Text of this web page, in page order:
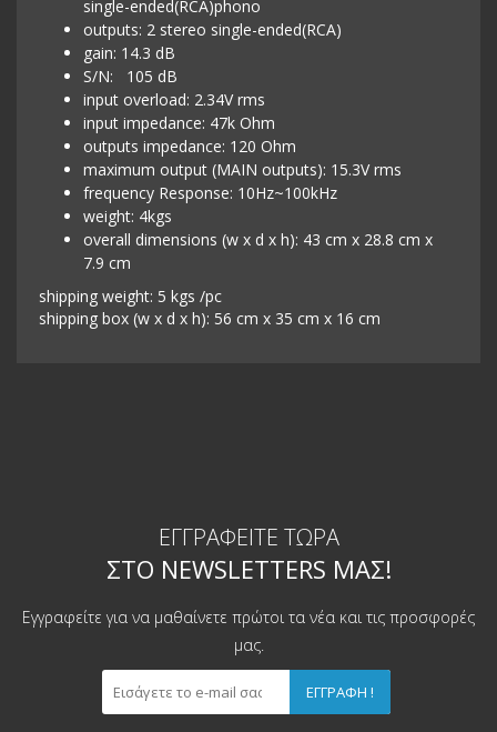
single-ended(RCA)phono
outputs: 2 stereo single-ended(RCA)
gain: 14.3 dB
S/N: 105 dB
input overload: 2.34V rms
input impedance: 47k Ohm
outputs impedance: 120 Ohm
maximum output (MAIN outputs): 15.3V rms
frequency Response: 10Hz~100kHz
weight: 4kgs
overall dimensions (w x d x h): 43 cm x 28.8 cm x
7.9 cm
shipping weight: 5 kgs /pc
shipping box (w x d x h): 56 cm x 35 cm x 16 cm
ΕΓΓΡΑΦΕΊΤΕ ΤΏΡΑ
ΣΤΟ NEWSLETTERS ΜΑΣ!
Εγγραφείτε για να μαθαίνετε πρώτοι τα νέα και τις προσφορές
μας.
ΕΓΓΡΑΦΉ !